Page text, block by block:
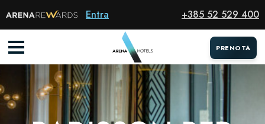
Entra +385 52 529 400
PRENOTA